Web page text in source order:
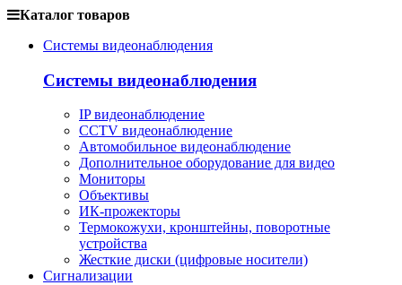
Каталог товаров
Системы видеонаблюдения
Системы видеонаблюдения
IP видеонаблюдение
CCTV видеонаблюдение
Автомобильное видеонаблюдение
Дополнительное оборудование для видео
Мониторы
Объективы
ИК-прожекторы
Термокожухи, кронштейны, поворотные
устройства
Жесткие диски (цифровые носители)
Сигнализации